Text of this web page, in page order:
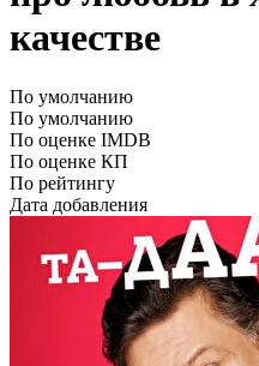
качестве
По умолчанию
По умолчанию
По оценке IMDB
По оценке КП
По рейтингу
Дата добавления